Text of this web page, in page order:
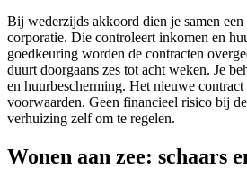
Bij wederzijds akkoord dien je samen
corporatie. Die controleert inkomen en
goedkeuring worden de contracten
duurt doorgaans zes tot acht weken. Je
en huurbescherming. Het nieuwe
voorwaarden. Geen financieel risico bij
verhuizing zelf om te regelen.
Wonen aan zee: schaars